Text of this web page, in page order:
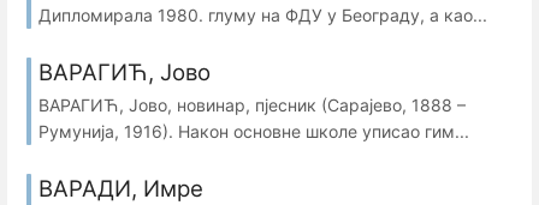
Дипломирала 1980. глуму на ФДУ у Београду, а као...
ВАРАГИЋ, Јово
ВАРАГИЋ, Јово, новинар, пјесник (Сарајево, 1888 –
Румунија, 1916). Након основне школе уписао гим...
ВАРАДИ, Имре